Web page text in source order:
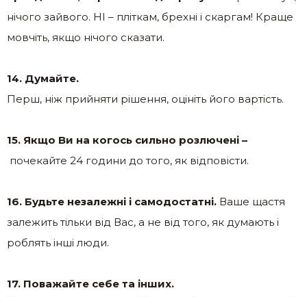
нічого зайвого. НІ – пліткам, брехні і скаргам! Краще
мовчіть, якщо нічого сказати.
14. Думайте.
Перш, ніж прийняти рішення, оцініть його вартість.
15. Якщо Ви на когось сильно розлючені –
почекайте 24 години до того, як відповісти.
16. Будьте незалежні і самодостатні. Ваше щастя
залежить тільки від Вас, а не від того, як думають і
роблять інші люди.
17. Поважайте себе та інших.